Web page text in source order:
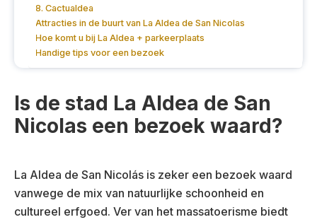
8. Cactualdea
Attracties in de buurt van La Aldea de San Nicolas
Hoe komt u bij La Aldea + parkeerplaats
Handige tips voor een bezoek
Is de stad La Aldea de San
Nicolas een bezoek waard?
La Aldea de San Nicolás is zeker een bezoek waard
vanwege de mix van natuurlijke schoonheid en
cultureel erfgoed. Ver van het massatoerisme biedt